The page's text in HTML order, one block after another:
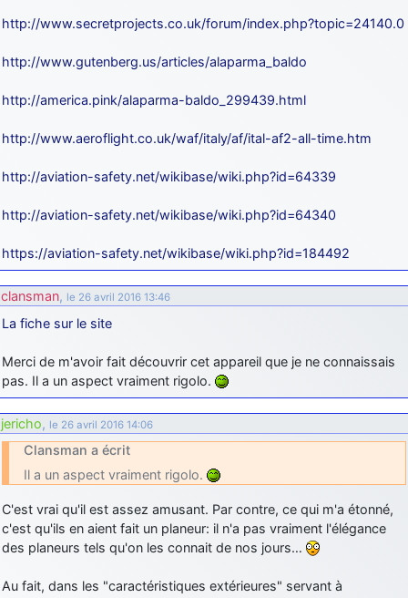
http://www.secretprojects.co.uk/forum/index.php?topic=24140.0
http://www.gutenberg.us/articles/alaparma_baldo
http://america.pink/alaparma-baldo_299439.html
http://www.aeroflight.co.uk/waf/italy/af/ital-af2-all-time.htm
http://aviation-safety.net/wikibase/wiki.php?id=64339
http://aviation-safety.net/wikibase/wiki.php?id=64340
https://aviation-safety.net/wikibase/wiki.php?id=184492
clansman, le 26 avril 2016 13:46
La fiche sur le site
Merci de m'avoir fait découvrir cet appareil que je ne connaissais
pas. Il a un aspect vraiment rigolo.
jericho, le 26 avril 2016 14:06
Clansman a écrit
Il a un aspect vraiment rigolo.
C'est vrai qu'il est assez amusant. Par contre, ce qui m'a étonné,
c'est qu'ils en aient fait un planeur: il n'a pas vraiment l'élégance
des planeurs tels qu'on les connait de nos jours…
Au fait, dans les "caractéristiques extérieures" servant à